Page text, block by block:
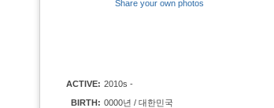
Share your own photos
ACTIVE: 2010s -
BIRTH: 0000년 / 대한민국